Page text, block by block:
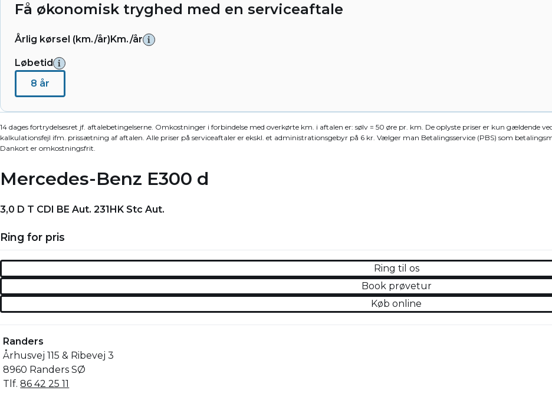
Få økonomisk tryghed med en serviceaftale
Årlig kørsel (km./år)Km./år
Løbetid
8 år
14 dages fortrydelsesret jf. aftalebetingelserne. Omkostninger i forbindelse med overkørte km. i aftalen er: sølv = 50 øre pr. km. De oplyste priser er kun gældende
kalkulationsfejl ifm. prissætning af aftalen. Alle priser på serviceaftaler er ekskl. et administrationsgebyr på 6 kr. Vælger man Betalingsservice (PBS) som
Dankort er omkostningsfrit.
Mercedes-Benz E300 d
3,0 D T CDI BE Aut. 231HK Stc Aut.
Ring for pris
Ring til os
Book prøvetur
Køb online
Randers
Århusvej 115 & Ribevej 3
8960 Randers SØ
Tlf.86 42 25 11